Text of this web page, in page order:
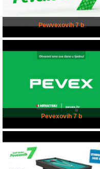
Pewvexovih 7 b
Pevexovih 7 b